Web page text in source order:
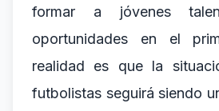
formar a jóvenes
oportunidades en el
realidad es que la
futbolistas seguirá siendo